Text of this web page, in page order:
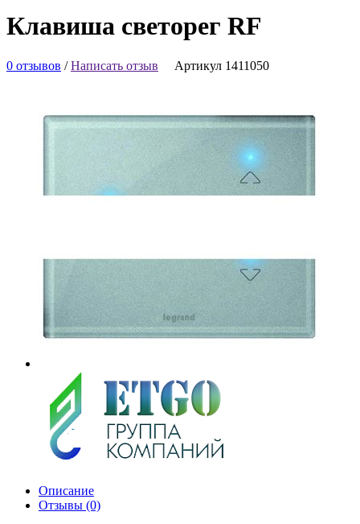
Клавиша светорег RF
0 отзывов /Написать отзыв Артикул 1411050
Описание
Отзывы (0)